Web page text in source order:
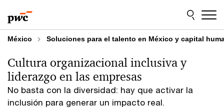
to
content
to
footer
México Soluciones para el talento en México y capital
No basta con la diversidad: hay que activar la
inclusión para generar un impacto real.
Cultura organizacional inclusiva y
liderazgo en las empresas